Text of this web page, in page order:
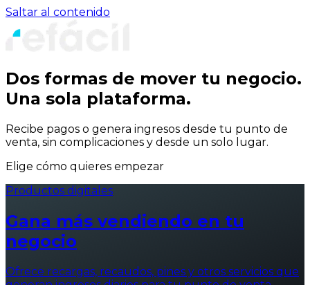
Saltar al contenido
Dos formas de mover tu negocio.
Una sola plataforma.
Recibe pagos o genera ingresos desde tu punto de
venta, sin complicaciones y desde un solo lugar.
Elige cómo quieres empezar
Productos digitales
Gana más vendiendo en tu
negocio
Ofrece recargas, recaudos, pines y otros servicios que